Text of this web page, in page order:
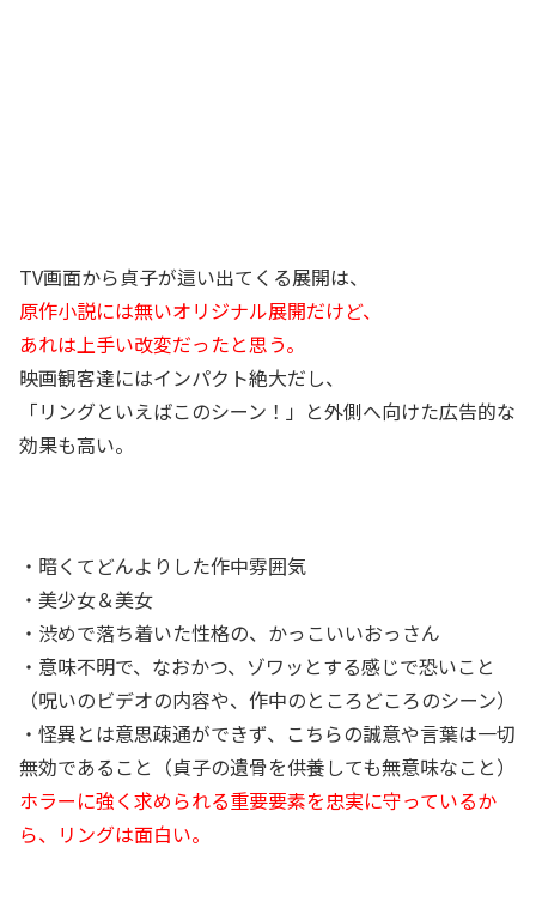
TV画面から貞子が這い出てくる展開は、
原作小説には無いオリジナル展開だけど、
あれは上手い改変だったと思う。
映画観客達にはインパクト絶大だし、
「リングといえばこのシーン！」と外側へ向けた広告的な
効果も高い。
・暗くてどんよりした作中雰囲気
・美少女＆美女
・渋めで落ち着いた性格の、かっこいいおっさん
・意味不明で、なおかつ、ゾワッとする感じで恐いこと
（呪いのビデオの内容や、作中のところどころのシーン）
・怪異とは意思疎通ができず、こちらの誠意や言葉は一切
無効であること（貞子の遺骨を供養しても無意味なこと）
ホラーに強く求められる重要要素を忠実に守っているか
ら、リングは面白い。